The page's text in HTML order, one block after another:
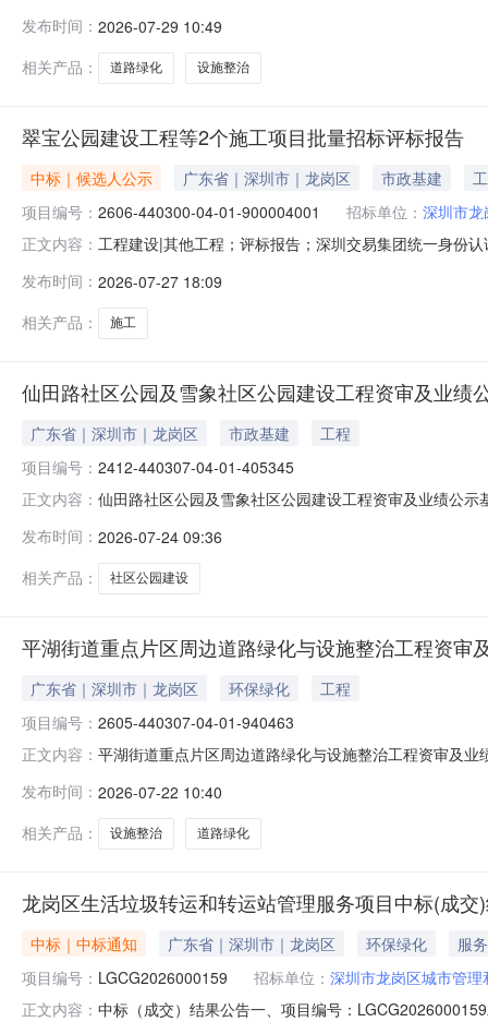
合执法局定标方法：直接票决定标时间：2026-07-
发布时间： 2026-07-29 10:49
相关产品：
道路绿化 设施整治
翠宝公园建设工程等2个施工项目批量招标评标报告
中标｜候选人公示 广东省｜深圳市｜龙岗区 市政基建
项目编号： 2606-440300-04-01-900004001 招标单位： 深圳市
正文内容： 工程建设|其他工程；评标报告；深圳交易集团统一身份
设工程等2个施工项目批量招标标段编号：2606-
发布时间： 2026-07-27 18:09
相关产品：
施工
仙田路社区公园及雪象社区公园建设工程资审及业绩
广东省｜深圳市｜龙岗区 市政基建
工程
项目编号： 2412-440307-04-01-405345
正文内容： 仙田路社区公园及雪象社区公园建设工程资审及业绩公
园建设工程招标方式：公开招标工程类型：施工建设单
发布时间： 2026-07-24 09:36
相关产品：
社区公园建设
平湖街道重点片区周边道路绿化与设施整治工程资审
广东省｜深圳市｜龙岗区 环保绿化
工程
项目编号： 2605-440307-04-01-940463
正文内容： 平湖街道重点片区周边道路绿化与设施整治工程资审及
片区周边道路绿化与设施整治工程招标方式：公开招标
发布时间： 2026-07-22 10:40
相关产品：
设施整治 道路绿化
龙岗区生活垃圾转运和转运站管理服务项目中标(成交
中标｜中标通知 广东省｜深圳市｜龙岗区 环保绿化
服务
项目编号： LGCG2026000159 招标单位： 深圳市龙岗区城市管
正文内容： 中标（成交）结果公告一、项目编号：